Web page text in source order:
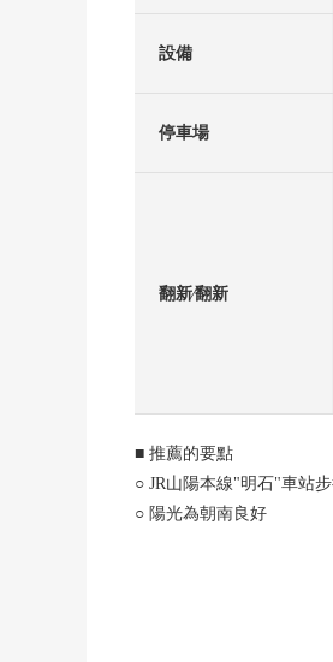
設備
停車場
翻新⁄翻新
■ 推薦的要點
○ JR山陽本線"明石"車站
○ 陽光為朝南良好